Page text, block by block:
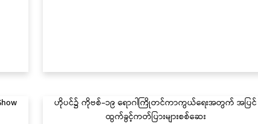
ဟိုပင်၌ ကိုဗစ်-၁၉ ရောဂါကြိုတင်ကာကွယ်ရေးအတွက် အပြင်
ထွက်ခွင့်ကတ်ပြားများစစ်ဆေး